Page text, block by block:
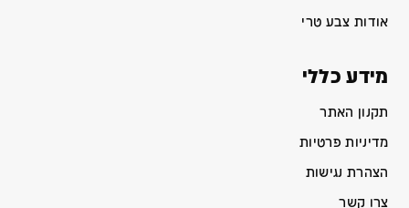
אודות צבע טרי
מידע כללי
תקנון האתר
מדיניות פרטיות
הצהרת נגישות
צרו קשר